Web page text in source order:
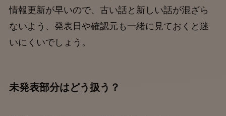
情報更新が早いので、古い話と新しい話が混ざら
ないよう、発表日や確認元も一緒に見ておくと迷
いにくいでしょう。
未発表部分はどう扱う？